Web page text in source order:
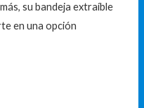
su bandeja extraíble
en una opción